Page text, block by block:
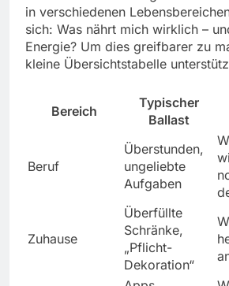
in verschiedenen
sich: Was nährt mich wirklich –
Energie? Um dies greifbarer zu
kleine Übersichtstabelle
Bereich
Typischer
Ballast
Beruf
Überstunden,
ungeliebte
Aufgaben
Zuhause
Überfüllte
Schränke,
„Pflicht-
Dekoration“